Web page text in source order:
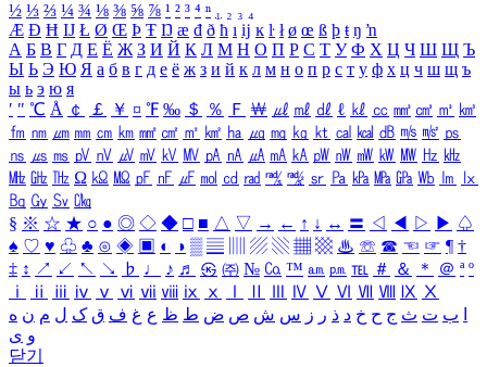
½ ⅓ ⅔ ¼ ¾ ⅛ ⅜ ⅝ ⅞ ¹ ² ³ ⁴ ⁿ ₁ ₂ ₃ ₄
Æ Ð Ħ Ĳ Ł Ø Œ Þ Ŧ Ŋ æ đ ð ħ ı ĳ ĸ ŀ ł ø œ ß þ ŧ ŋ ŉ
А Б В Г Д Е Ё Ж З И Й К Л М Н О П Р С Т У Ф Х Ц Ч Ш Щ Ъ
Ы Ь Э Ю Я а б в г д е ё ж з и й к л м н о п р с т у ф х ц ч ш щ ъ
ы ь э ю я
′ ″ ℃ Å ￠ ￡ ￥ ¤ ℉ ‰ ＄ ％ Ｆ ￦ ㎕ ㎖ ㎗ ℓ ㎘ ㏄ ㎣ ㎤ ㎥ ㎦
㎙ ㎚ ㎛ ㎜ ㎝ ㎞ ㎟ ㎠ ㎡ ㎢ ㏊ ㎍ ㎎ ㎏ ㏏ ㎈ ㎉ ㏈ ㎧ ㎨ ㎰
㎱ ㎲ ㎳ ㎴ ㎵ ㎶ ㎷ ㎸ ㎹ ㎀ ㎁ ㎂ ㎃ ㎄ ㎺ ㎻ ㎽ ㎾ ㎿ ㎐ ㎑
㎒ ㎓ ㎔ Ω ㏀ ㏁ ㎊ ㎋ ㎌ ㏖ ㏅ ㎭ ㎮ ㎯ ㏛ ㎩ ㎪ ㎫ ㎬ ㏝ ㏐
㏓
㏃ ㏉ ㏜ ㏆
§ ※ ☆ ★ ○ ● ◎ ◇ ◆ □ ■ △ ▽ → ← ↑ ↓ ↔ 〓 ◁ ◀ ▷ ▶ ♤
♠ ♡ ♥ ♧ ♣ ⊙ ◈ ▣ ◐ ◑ ▒ ▤ ▨ ▧ ▦ ▩ ♨ ☏ ☎ ☜ ☞ ¶ †
‡ ↕ ↗ ↙ ↖ ↘ ♭ ♩ ♪ ♬ ㉿ ㈜ № ㏇ ™ ㏂ ㏘ ℡ ＃ ＆ ＊ ＠ ª º
ⅰ
ⅱ ⅲ ⅳ ⅴ ⅵ ⅶ ⅷ ⅸ ⅹ Ⅳ Ⅴ Ⅵ Ⅶ Ⅷ Ⅸ Ⅹ
ب ت ث ج ح خ د ذ ر ز س ش ص ض ط ظ ع غ ف ق ک ل م ن ه
و ی
닫기